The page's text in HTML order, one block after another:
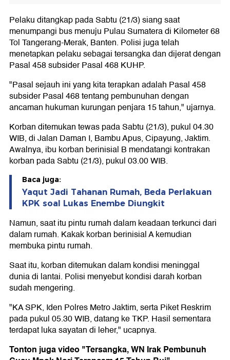
Pelaku ditangkap pada Sabtu (21/3) siang saat
menumpangi bus menuju Pulau Sumatera di Kilometer 68
Tol Tangerang-Merak, Banten. Polisi juga telah
menetapkan pelaku sebagai tersangka dan dijerat dengan
Pasal 458 subsider Pasal 468 KUHP.
"Pasal sejauh ini yang kita terapkan adalah Pasal 458
subsider Pasal 468 tentang pembunuhan dengan
ancaman hukuman kurungan penjara 15 tahun," ujarnya.
Korban ditemukan tewas pada Sabtu (21/3), pukul 04.30
WIB, di Jalan Daman I, Bambu Apus, Cipayung, Jaktim.
Awalnya, ibu korban berinisial B mendatangi kontrakan
korban pada Sabtu (21/3), pukul 03.00 WIB.
Baca juga:
Yaqut Jadi Tahanan Rumah, Beda Perlakuan
KPK soal Lukas Enembe Diungkit
Namun, saat itu pintu rumah dalam keadaan terkunci dari
dalam rumah. Kakak korban berinisial A kemudian
membuka pintu rumah.
Saat itu, korban ditemukan dalam kondisi meninggal
dunia di lantai. Polisi menyebut kondisi darah korban
sudah mengering.
"KA SPK, Iden Polres Metro Jaktim, serta Piket Reskrim
pada pukul 05.30 WIB, datang ke TKP. Hasil sementara
terdapat luka sayatan di leher," ucapnya.
Tonton juga video "Tersangka, WN Irak Pembunuh